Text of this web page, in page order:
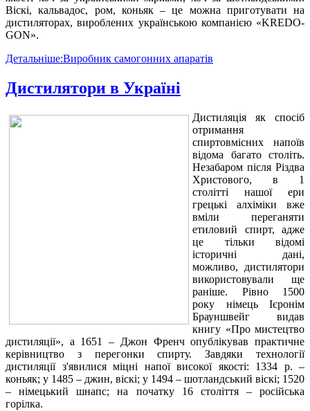
Віскі, кальвадос, ром, коньяк – це можна приготувати на
дистиляторах, вироблених українською компанією «KREDO-
GON».
Детальніше:Виробник самогонних апаратів
Дистилятори в Україні
Дистиляція як спосіб
отримання
спиртовмісних напоїв
відома багато століть.
Незабаром після Різдва
Христового, в 1
столітті нашої ери
грецькі алхіміки вже
вміли переганяти
етиловий спирт, адже
це тільки відомі
історичні дані,
можливо, дистилятори
використовували ще
раніше. Рівно 1500
року німець Ієронім
Брауншвейг видав
книгу «Про мистецтво
дистиляції», а 1651 – Джон Френч опублікував практичне
керівництво з перегонки спирту. Завдяки технології
дистиляції з'явилися міцні напої високої якості: 1334 р. –
коньяк; у 1485 – джин, віскі; у 1494 – шотландський віскі; 1520
– німецький шнапс; на початку 16 століття – російська
горілка.